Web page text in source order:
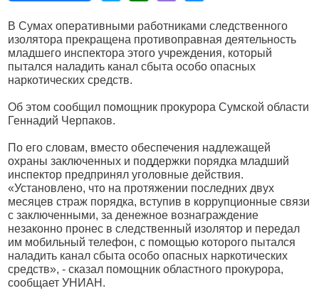
В Сумах оперативными работниками следственного
изолятора прекращена противоправная деятельность
младшего инспектора этого учреждения, который
пытался наладить канал сбыта особо опасных
наркотических средств.
Об этом сообщил помощник прокурора Сумской области
Геннадий Черпаков.
По его словам, вместо обеспечения надлежащей
охраны заключенных и поддержки порядка младший
инспектор предпринял уголовные действия.
«Установлено, что на протяжении последних двух
месяцев страж порядка, вступив в коррупционные связи
с заключенными, за денежное вознаграждение
незаконно пронес в следственный изолятор и передал
им мобильный телефон, с помощью которого пытался
наладить канал сбыта особо опасных наркотических
средств», - сказал помощник областного прокурора,
сообщает УНИАН.